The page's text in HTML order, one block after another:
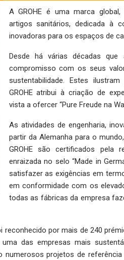
A GROHE é uma marca
artigos sanitários, dedicada à
inovadoras para os espaços de
Desde há várias décadas que
compromisso com os seus
sustentabilidade. Estes
GROHE atribui à criação de
vista a ofercer “Pure Freude na
As atividades de engenharia,
partir da Alemanha para o
GROHE são certificados pela
enraizada no selo “Made in
satisfazer as exigências em
em conformidade com os
todas as fábricas da empresa
por mais de 240
das empresas mais
numerosos projetos de